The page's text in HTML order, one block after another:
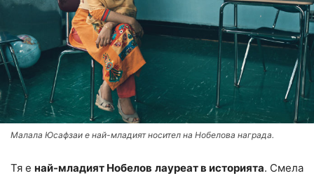
Малала Юсафзаи е най-младият носител на Нобелова награда.
Тя енай-младият Нобелов лауреат в историята. Смела